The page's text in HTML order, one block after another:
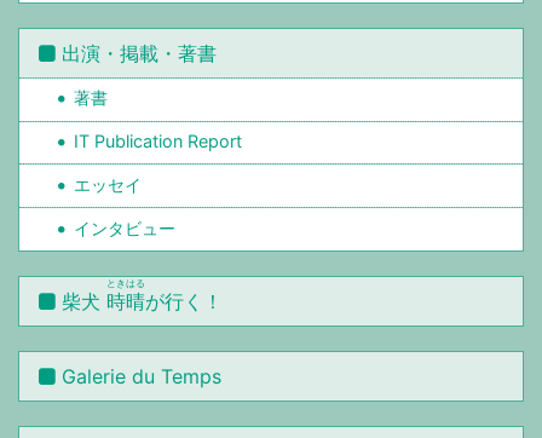
出演・掲載・著書
著書
IT Publication Report
エッセイ
インタビュー
柴犬 時晴
ときはる
が行く！
Galerie du Temps